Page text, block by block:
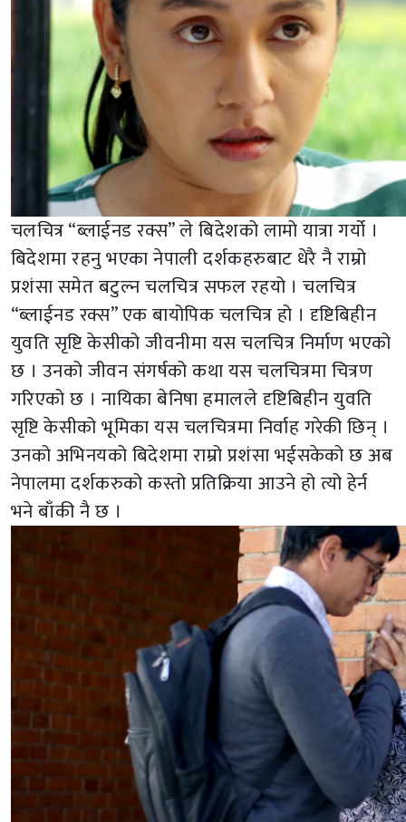
चलचित्र “ब्लाईनड रक्स” ले बिदेशको लामो यात्रा गर्यो ।
बिदेशमा रहनु भएका नेपाली दर्शकहरुबाट धेरै नै राम्रो
प्रशंसा समेत बटुल्न चलचित्र सफल रहयो । चलचित्र
“ब्लाईनड रक्स” एक बायोपिक चलचित्र हो । दृष्टिबिहीन
युवति सृष्टि केसीको जीवनीमा यस चलचित्र निर्माण भएको
छ । उनको जीवन संगर्षको कथा यस चलचित्रमा चित्रण
गरिएको छ । नायिका बेनिषा हमालले दृष्टिबिहीन युवति
सृष्टि केसीको भूमिका यस चलचित्रमा निर्वाह गरेकी छिन् ।
उनको अभिनयको बिदेशमा राम्रो प्रशंसा भईसकेको छ अब
नेपालमा दर्शकरुको कस्तो प्रतिक्रिया आउने हो त्यो हेर्न
भने बाँकी नै छ ।